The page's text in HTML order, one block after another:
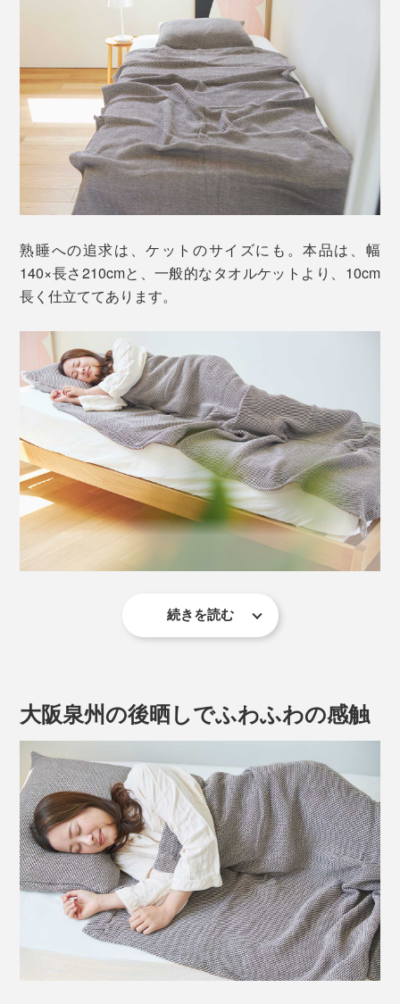
白のタテ糸と、色つきのヨコ糸がつくる織り模様も、表
情豊かなケットです。
素材は、綿100％。表面に凹凸があって、一般的なタオ
続きます。
熟睡への追求は、ケットのサイズにも。本品は、幅
140×長さ210cmと、一般的なタオルケットより、10cm
長く仕立ててあります。
夏、タオルケット1枚で寝たら、いつの間にかケットを
ハニカム織りケットは、そんな足冷え対策のために、
10cm長めの仕立てに。
サラサラの肌触りに、つま先まですっぽり包まれたま
ま、朝までリラックスして眠れるはずです。
続きを読む
大阪泉州の後晒しでふわふわの感触